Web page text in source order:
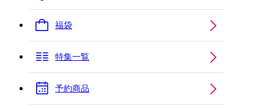
福袋
特集一覧
予約商品